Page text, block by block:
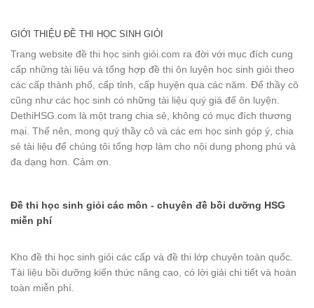
GIỚI THIỆU ĐỀ THI HỌC SINH GIỎI
Trang website đề thi học sinh giỏi.com ra đời với mục đích cung
cấp những tài liệu và tổng hợp đề thi ôn luyện học sinh giỏi theo
các cấp thành phố, cấp tỉnh, cấp huyện qua các năm. Để thầy cô
cũng như các học sinh có những tài liệu quý giá để ôn luyện.
DethiHSG.com là một trang chia sẻ, không có mục đích thương
mại. Thế nên, mong quý thầy cô và các em học sinh góp ý, chia
sẻ tài liệu để chúng tôi tổng hợp làm cho nội dung phong phú và
đa dạng hơn. Cảm ơn.
Đề thi học sinh giỏi các môn - chuyên đề bồi dưỡng HSG
miễn phí
Kho đề thi học sinh giỏi các cấp và đề thi lớp chuyên toàn quốc.
Tài liệu bồi dưỡng kiến thức nâng cao, có lời giải chi tiết và hoàn
toàn miễn phí.